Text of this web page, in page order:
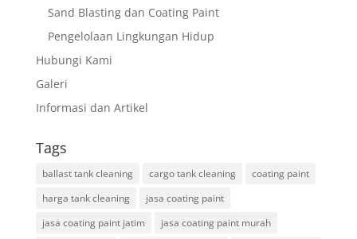
Sand Blasting dan Coating Paint
Pengelolaan Lingkungan Hidup
Hubungi Kami
Galeri
Informasi dan Artikel
Tags
ballast tank cleaning cargo tank cleaning
coating paint
harga tank cleaning
jasa coating paint
jasa coating paint jatim
jasa coating paint murah